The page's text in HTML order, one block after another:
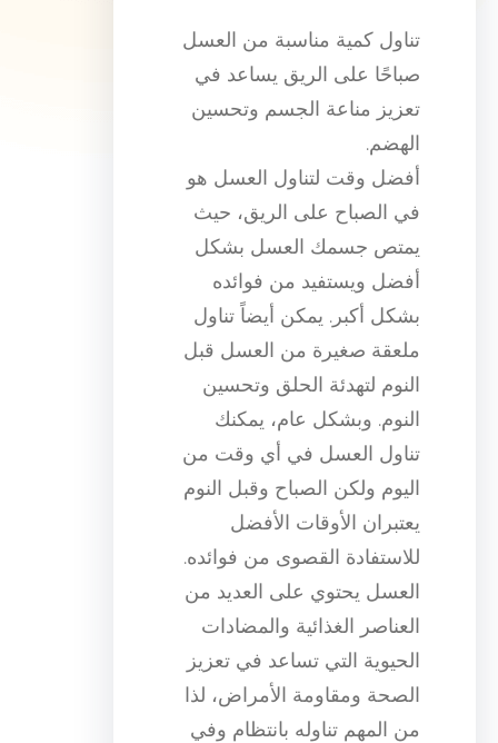
تناول كمية مناسبة من العسل
صباحًا على الريق يساعد في
تعزيز مناعة الجسم وتحسين
الهضم.
أفضل وقت لتناول العسل هو
في الصباح على الريق، حيث
يمتص جسمك العسل بشكل
أفضل ويستفيد من فوائده
بشكل أكبر. يمكن أيضاً تناول
ملعقة صغيرة من العسل قبل
النوم لتهدئة الحلق وتحسين
النوم. وبشكل عام، يمكنك
تناول العسل في أي وقت من
اليوم ولكن الصباح وقبل النوم
يعتبران الأوقات الأفضل
للاستفادة القصوى من فوائده.
العسل يحتوي على العديد من
العناصر الغذائية والمضادات
الحيوية التي تساعد في تعزيز
الصحة ومقاومة الأمراض، لذا
من المهم تناوله بانتظام وفي